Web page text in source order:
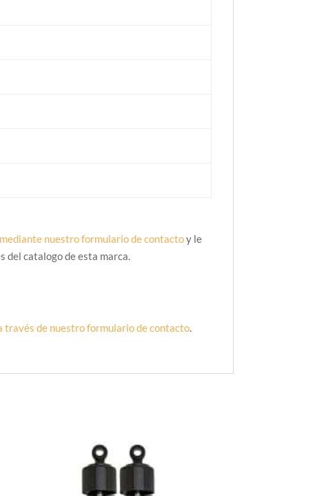
mediante nuestro formulario de contactoy le
del catalogo de esta marca.
través de nuestro formulario de contacto.